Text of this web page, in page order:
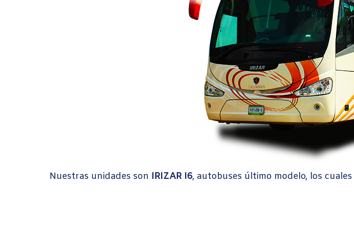
Nuestras unidades son IRIZAR I6, autobuses último modelo, los